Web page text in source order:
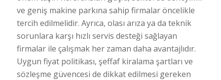
ve geniş makine parkına sahip firmalar öncelikle
tercih edilmelidir. Ayrıca, olası arıza ya da teknik
sorunlara karşı hızlı servis desteği sağlayan
firmalar ile çalışmak her zaman daha avantajlıdır.
Uygun fiyat politikası, şeffaf kiralama şartları ve
sözleşme güvencesi de dikkat edilmesi gereken